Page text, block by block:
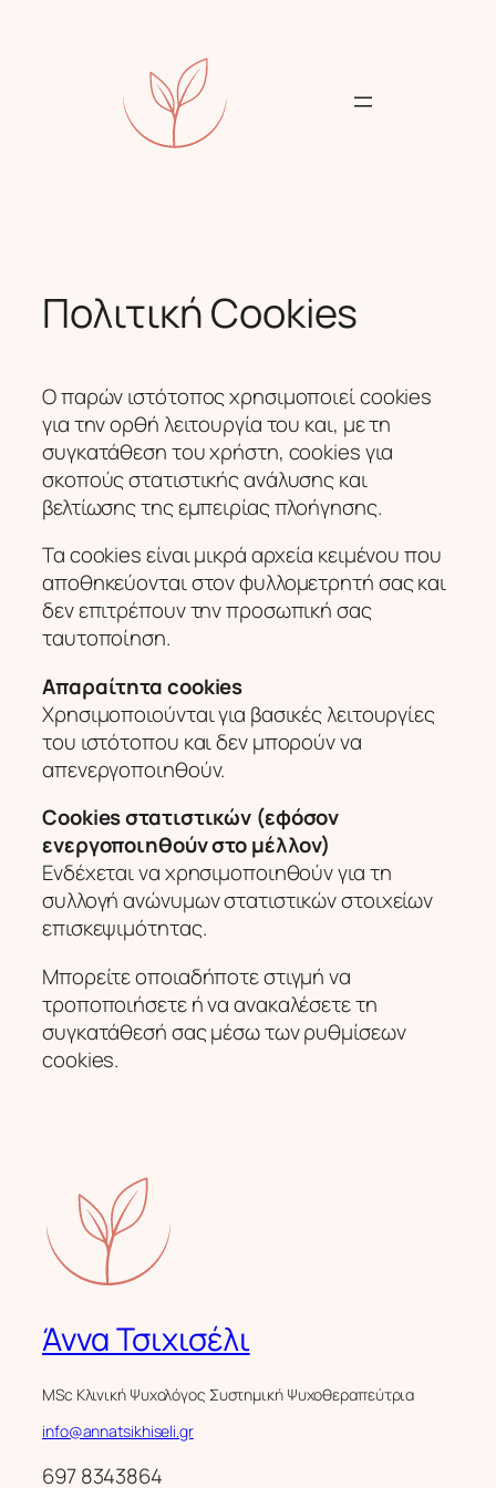
Πολιτική Cookies
Ο παρών ιστότοπος χρησιμοποιεί cookies
για την ορθή λειτουργία του και, με τη
συγκατάθεση του χρήστη, cookies για
σκοπούς στατιστικής ανάλυσης και
βελτίωσης της εμπειρίας πλοήγησης.
Τα cookies είναι μικρά αρχεία κειμένου που
αποθηκεύονται στον φυλλομετρητή σας και
δεν επιτρέπουν την προσωπική σας
ταυτοποίηση.
Απαραίτητα cookies
Χρησιμοποιούνται για βασικές λειτουργίες
του ιστότοπου και δεν μπορούν να
απενεργοποιηθούν.
Cookies στατιστικών (εφόσον
ενεργοποιηθούν στο μέλλον)
Ενδέχεται να χρησιμοποιηθούν για τη
συλλογή ανώνυμων στατιστικών στοιχείων
επισκεψιμότητας.
Μπορείτε οποιαδήποτε στιγμή να
τροποποιήσετε ή να ανακαλέσετε τη
συγκατάθεσή σας μέσω των ρυθμίσεων
cookies.
Άννα Τσιχισέλι
MSc Κλινική Ψυχολόγος Συστημική Ψυχοθεραπεύτρια
info@annatsikhiseli.gr
697 8343864